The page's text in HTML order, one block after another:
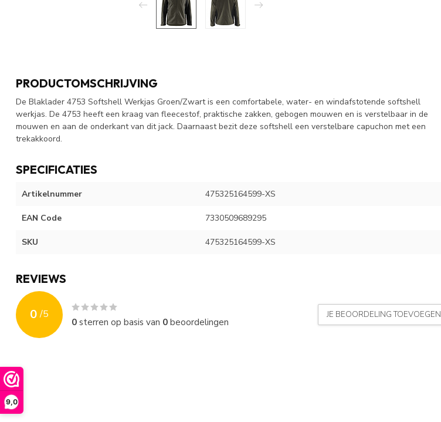
9,0
PRODUCTOMSCHRIJVING
De Blaklader 4753 Softshell Werkjas Groen/Zwart is een comfortabele, water- en windafstotende softshell
werkjas. De 4753 heeft een kraag van fleecestof, praktische zakken, gebogen mouwen en is verstelbaar in de
mouwen en aan de onderkant van dit jack. Daarnaast bezit deze softshell een verstelbare capuchon met een
trekakkoord.
SPECIFICATIES
Artikelnummer 475325164599-XS
EAN Code 7330509689295
SKU 475325164599-XS
REVIEWS
0 /5
0sterren op basis van 0beoordelingen
JE BEOORDELING TOEVOEGEN